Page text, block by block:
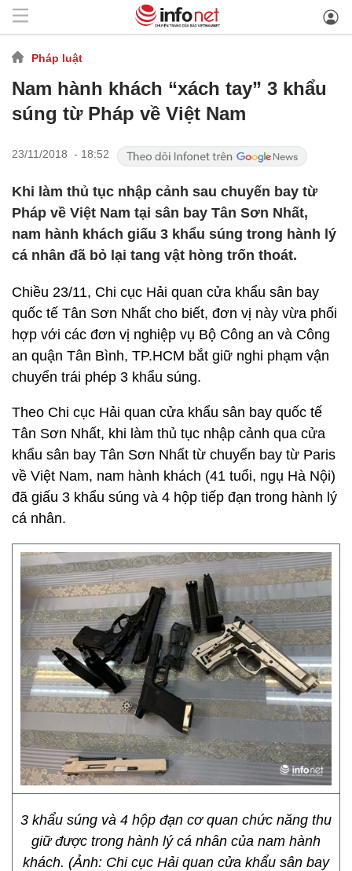
Pháp luật
Nam hành khách “xách tay” 3 khẩu
súng từ Pháp về Việt Nam
23/11/2018 - 18:52
Khi làm thủ tục nhập cảnh sau chuyến bay từ
Pháp về Việt Nam tại sân bay Tân Sơn Nhất,
nam hành khách giấu 3 khẩu súng trong hành lý
cá nhân đã bỏ lại tang vật hòng trốn thoát.
Chiều 23/11, Chi cục Hải quan cửa khẩu sân bay
quốc tế Tân Sơn Nhất cho biết, đơn vị này vừa phối
hợp với các đơn vị nghiệp vụ Bộ Công an và Công
an quận Tân Bình, TP.HCM bắt giữ nghi phạm vận
chuyển trái phép 3 khẩu súng.
Theo Chi cục Hải quan cửa khẩu sân bay quốc tế
Tân Sơn Nhất, khi làm thủ tục nhập cảnh qua cửa
khẩu sân bay Tân Sơn Nhất từ chuyến bay từ Paris
về Việt Nam, nam hành khách (41 tuổi, ngụ Hà Nội)
đã giấu 3 khẩu súng và 4 hộp tiếp đạn trong hành lý
cá nhân.
3 khẩu súng và 4 hộp đạn cơ quan chức năng thu
giữ được trong hành lý cá nhân của nam hành
khách. (Ảnh: Chi cục Hải quan cửa khẩu sân bay